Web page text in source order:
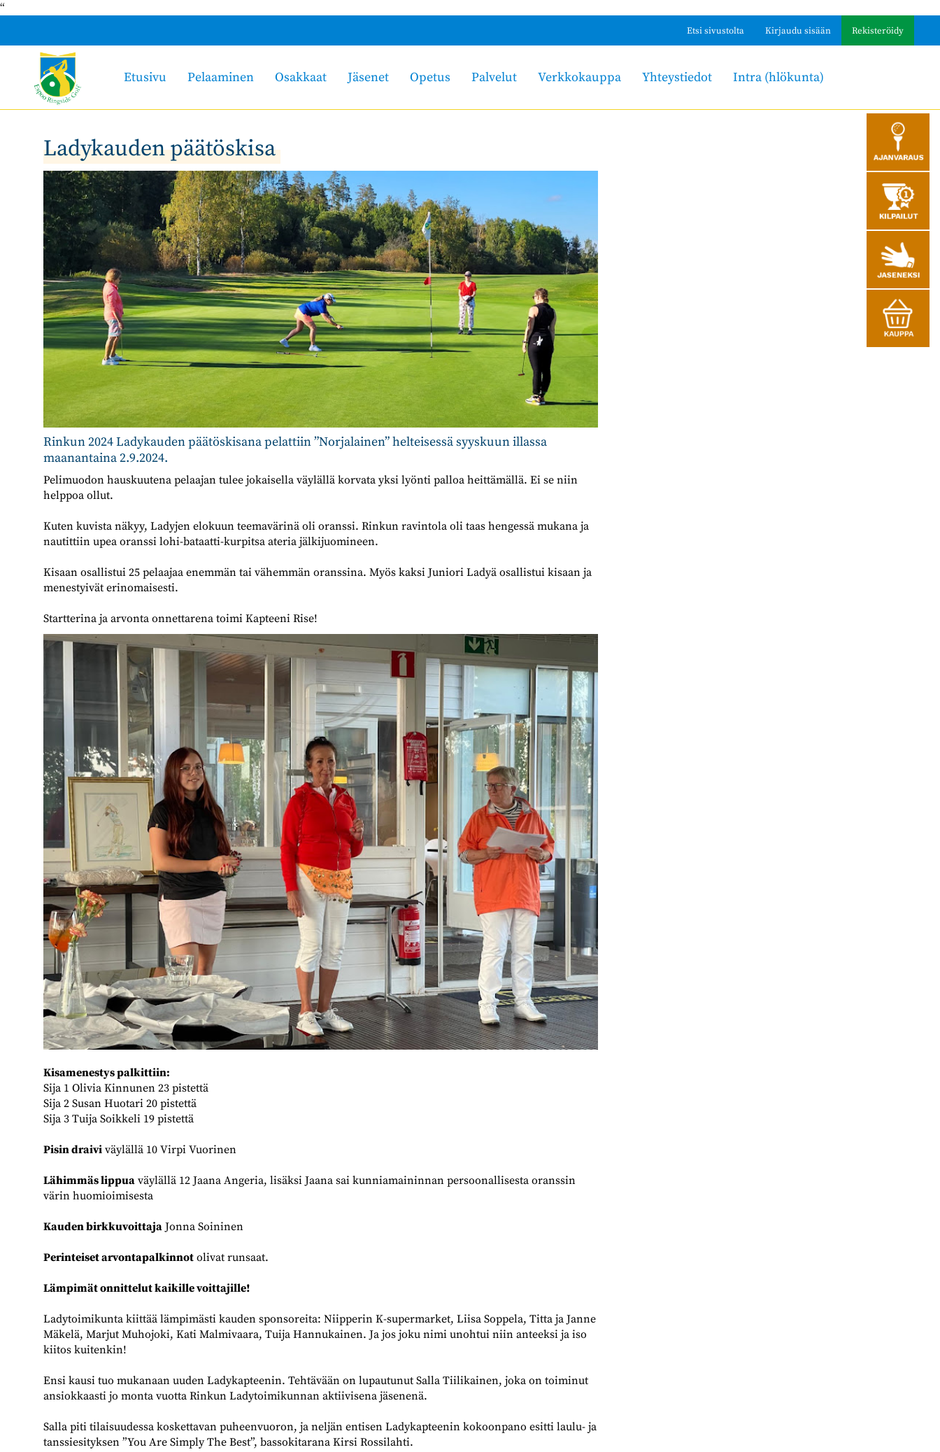
“
Etsi sivustolta Kirjaudu sisään Rekisteröidy
Etusivu Pelaaminen Osakkaat Jäsenet Opetus Palvelut Verkkokauppa Yhteystiedot Intra (hlökunta)
Ladykauden päätöskisa ​​​​​​​
Rinkun 2024 Ladykauden päätöskisana pelattiin ”Norjalainen” helteisessä syyskuun illassa
maanantaina 2.9.2024. ​​​​​​​
Pelimuodon hauskuutena pelaajan tulee jokaisella väylällä korvata yksi lyönti palloa heittämällä. Ei se niin
helppoa ollut.
Kuten kuvista näkyy, Ladyjen elokuun teemavärinä oli oranssi. Rinkun ravintola oli taas hengessä mukana ja
nautittiin upea oranssi lohi-bataatti-kurpitsa ateria jälkijuomineen.
Kisaan osallistui 25 pelaajaa enemmän tai vähemmän oranssina. Myös kaksi Juniori Ladyä osallistui kisaan ja
menestyivät erinomaisesti.
Startterina ja arvonta onnettarena toimi Kapteeni Rise!
​​​​​​​Kisamenestys palkittiin:
Sija 1 Olivia Kinnunen 23 pistettä
Sija 2 Susan Huotari 20 pistettä
Sija 3 Tuija Soikkeli 19 pistettä
Pisin draivi väylällä 10 Virpi Vuorinen
Lähimmäs lippua väylällä 12 Jaana Angeria, lisäksi Jaana sai kunniamaininnan persoonallisesta oranssin
värin huomioimisesta
Kauden birkkuvoittaja Jonna Soininen
Perinteiset arvontapalkinnot olivat runsaat.
Lämpimät onnittelut kaikille voittajille!
Ladytoimikunta kiittää lämpimästi kauden sponsoreita: Niipperin K-supermarket, Liisa Soppela, Titta ja Janne
Mäkelä, Marjut Muhojoki, Kati Malmivaara, Tuija Hannukainen. Ja jos joku nimi unohtui niin anteeksi ja iso
kiitos kuitenkin!
Ensi kausi tuo mukanaan uuden Ladykapteenin. Tehtävään on lupautunut Salla Tiilikainen, joka on toiminut
ansiokkaasti jo monta vuotta Rinkun Ladytoimikunnan aktiivisena jäsenenä.
Salla piti tilaisuudessa koskettavan puheenvuoron, ja neljän entisen Ladykapteenin kokoonpano esitti laulu- ja
tanssiesityksen ”You Are Simply The Best”, bassokitarana Kirsi Rossilahti.